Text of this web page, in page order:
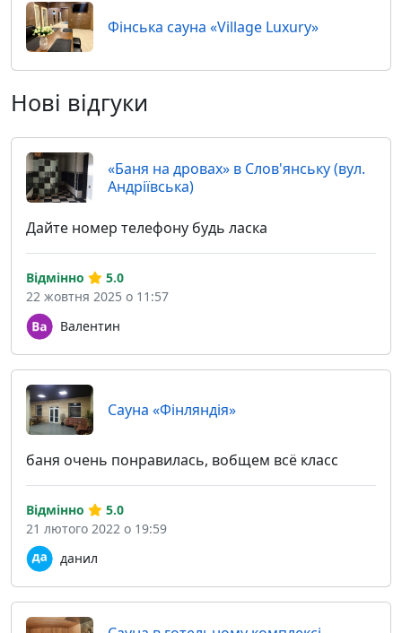
Фінська сауна «Village Luxury»
Нові відгуки
«Баня на дровах» в Слов'янську (вул.
Андріївська)
Дайте номер телефону будь ласка
Валентин
Відмінно
5.0
22 жовтня 2025 о 11:57
Сауна «Фінляндія»
баня очень понравилась, вобщем всё класс
данил
Відмінно
5.0
21 лютого 2022 о 19:59